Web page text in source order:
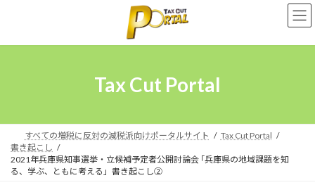
ン
ー
Tax Cut Portal
すべての増税に反対の減税派向けポータルサイト
Tax Cut Portal
書き起こし
2021年兵庫県知事選挙・立候補予定者公開討論会 ｢兵庫県の地域課題を知
る、学ぶ、ともに考える」書き起こし②